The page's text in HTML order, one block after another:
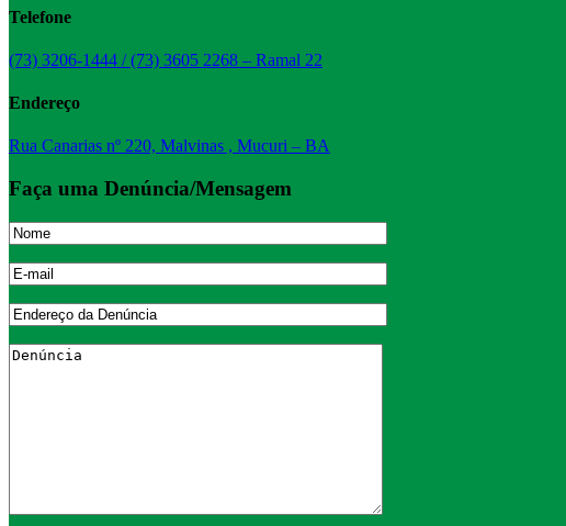
Telefone
(73) 3206-1444 / (73) 3605 2268 – Ramal 22
Endereço
Rua Canarias nº 220, Malvinas , Mucuri – BA
Faça uma Denúncia/Mensagem